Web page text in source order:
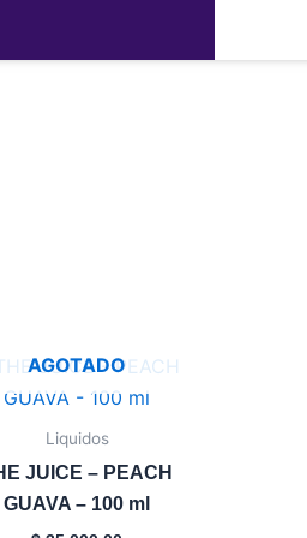
AGOTADO
Liquidos
JUICE – PEACH
GUAVA – 100 ml
Este
producto
tiene
múltiples
variantes.